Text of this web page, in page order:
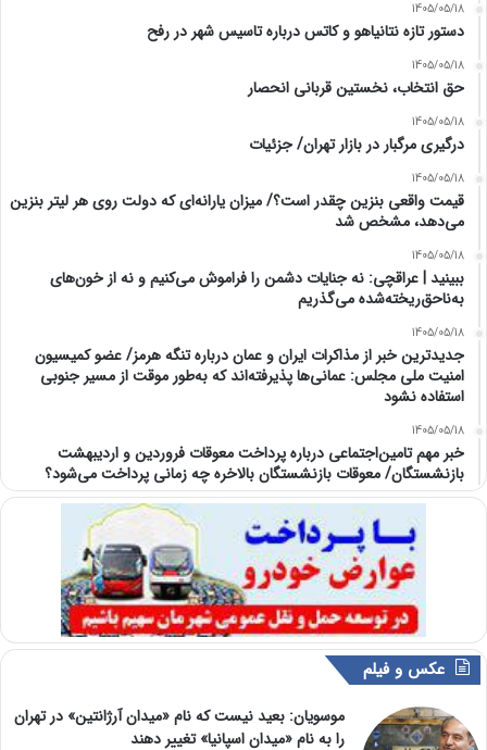
1405/05/18
دستور تازه نتانیاهو و کاتس درباره تاسیس شهر در رفح
1405/05/18
حق انتخاب، نخستین قربانی انحصار
1405/05/18
درگیری مرگبار در بازار تهران/ جزئیات
1405/05/18
قیمت واقعی بنزین چقدر است؟/ میزان یارانه‌ای که دولت روی هر لیتر بنزین
می‌دهد، مشخص شد
1405/05/18
ببینید | عراقچی: نه جنایات دشمن را فراموش می‌کنیم و نه از خون‌های
به‌ناحق‌ریخته‌شده می‌گذریم
1405/05/18
جدیدترین خبر از مذاکرات ایران و عمان درباره تنگه هرمز/ عضو کمیسیون
امنیت ملی مجلس: عمانی‌ها پذیرفته‌اند که به‌طور موقت از مسیر جنوبی
استفاده نشود
1405/05/18
خبر مهم تامین‌اجتماعی درباره پرداخت معوقات فروردین و اردیبهشت
بازنشستگان/ معوقات بازنشستگان بالاخره چه زمانی پرداخت می‌شود؟
عکس و فیلم
موسویان: بعید نیست که نام «میدان آرژانتین» در تهران
را به نام «میدان اسپانیا» تغییر دهند